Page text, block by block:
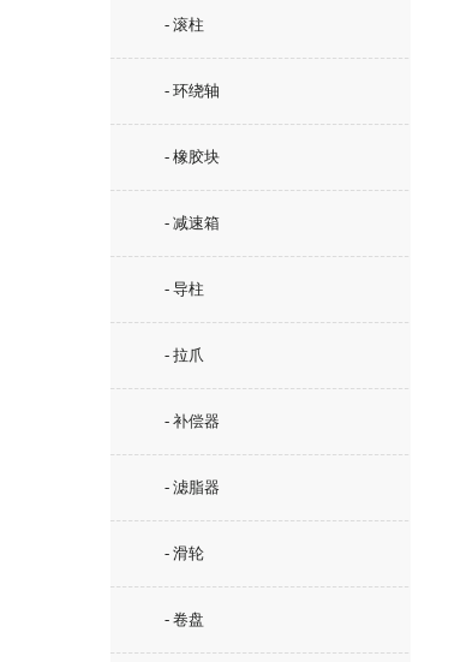
- 滚柱
- 环绕轴
- 橡胶块
- 减速箱
- 导柱
- 拉爪
- 补偿器
- 滤脂器
- 滑轮
- 卷盘